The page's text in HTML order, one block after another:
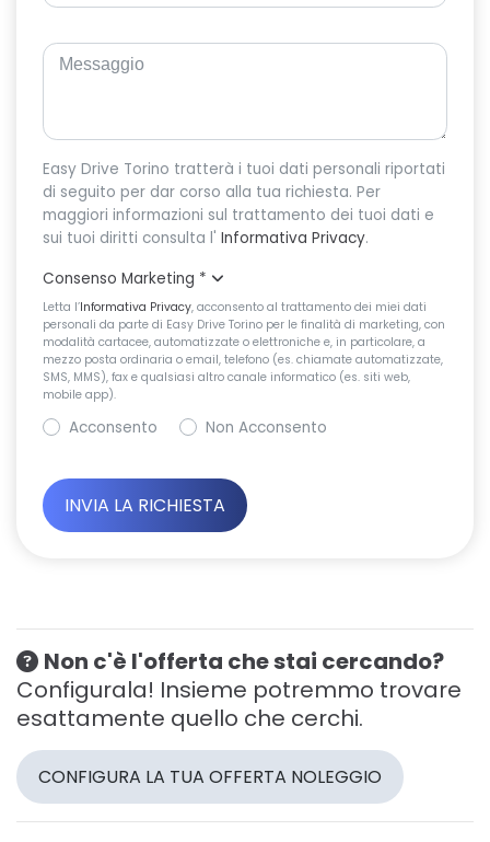
Easy Drive Torino tratterà i tuoi dati personali riportati
di seguito per dar corso alla tua richiesta. Per
maggiori informazioni sul trattamento dei tuoi dati e
sui tuoi diritti consulta l' Informativa Privacy.
Consenso Marketing *
Letta l’Informativa Privacy, acconsento al trattamento dei miei dati
personali da parte di Easy Drive Torino per le finalità di marketing, con
modalità cartacee, automatizzate o elettroniche e, in particolare, a
mezzo posta ordinaria o email, telefono (es. chiamate automatizzate,
SMS, MMS), fax e qualsiasi altro canale informatico (es. siti web,
mobile app).
Acconsento Non Acconsento
Non c'è l'offerta che stai cercando?
Configurala! Insieme potremmo trovare
esattamente quello che cerchi.
CONFIGURA LA TUA OFFERTA NOLEGGIO